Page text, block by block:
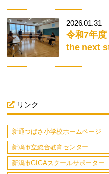
2026.01.31
令和7年
the next
リンク
新通つばさ小学校ホームページ
新潟市立総合教育センター
新潟市GIGAスクールサポーター